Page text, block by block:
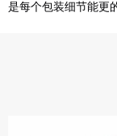
是每个包装细节能更